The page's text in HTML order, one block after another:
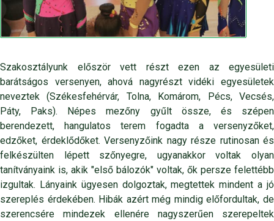
Szakosztályunk először vett részt ezen az egyesületi
barátságos versenyen, ahová nagyrészt vidéki egyesületek
neveztek (Székesfehérvár, Tolna, Komárom, Pécs, Vecsés,
Páty, Paks). Népes mezőny gyűlt össze, és szépen
berendezett, hangulatos terem fogadta a versenyzőket,
edzőket, érdeklődőket. Versenyzőink nagy része rutinosan és
felkészülten lépett szőnyegre, ugyanakkor voltak olyan
tanítványaink is, akik "első bálozók" voltak, ők persze felettébb
izgultak. Lányaink ügyesen dolgoztak, megtettek mindent a jó
szereplés érdekében. Hibák azért még mindig előfordultak, de
szerencsére mindezek ellenére nagyszerűen szerepeltek